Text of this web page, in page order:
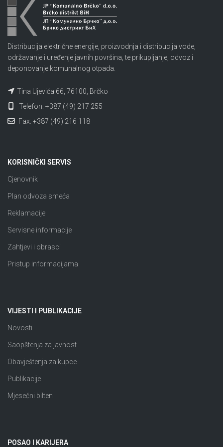
Distribucija električne energije, proizvodnja i distribucija vode,
održavanje i uređenje javnih površina, te prikupljanje, odvoz i
deponovanje komunalnog otpada.
Tina Ujevića 66, 76100, Brčko
Telefon: +387 (49) 217 255
Fax: +387 (49) 216 118
KORISNIČKI SERVIS
Cjenovnik
Plan odvoza smeća
Reklamacije
Servisne informacije
Zahtjevi i obrasci
Pristup informacijama
VIJESTI I PUBLIKACIJE
Novosti
Saopštenja za javnost
Obavještenja za kupce
Publikacije
Mjesečni bilten
POSAO I KARIJERA